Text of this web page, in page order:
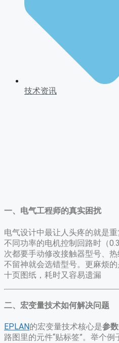
技术资讯
一、电气工程师的真实困扰
电气设计中最让人头疼的就是
不同功率的电机控制回路时（
次都要手动修改接触器型号、
不留神就会选错型号。更麻烦
十页图纸，耗时又容易遗漏
二、宏变量技术如何解决问题
EPLAN的宏变量技术核心是参
路图里的元件“贴标签”。举个例